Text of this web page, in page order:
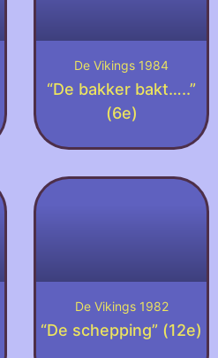
De Vikings 1984
“De bakker bakt…..”
(6e)
De Vikings 1982
“De schepping” (12e)